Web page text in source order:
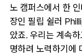
노 캠퍼스에서 한
장인 필립 쉴러
았죠. 우리는 계속
명하려 노력하기에